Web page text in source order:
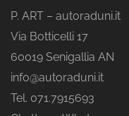
P. ART – autoraduni.it
Via Botticelli 17
60019 Senigallia AN
info@autoraduni.it
Tel. 071.7915693